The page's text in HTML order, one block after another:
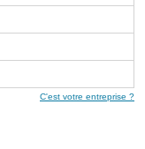
C'est votre entreprise ?